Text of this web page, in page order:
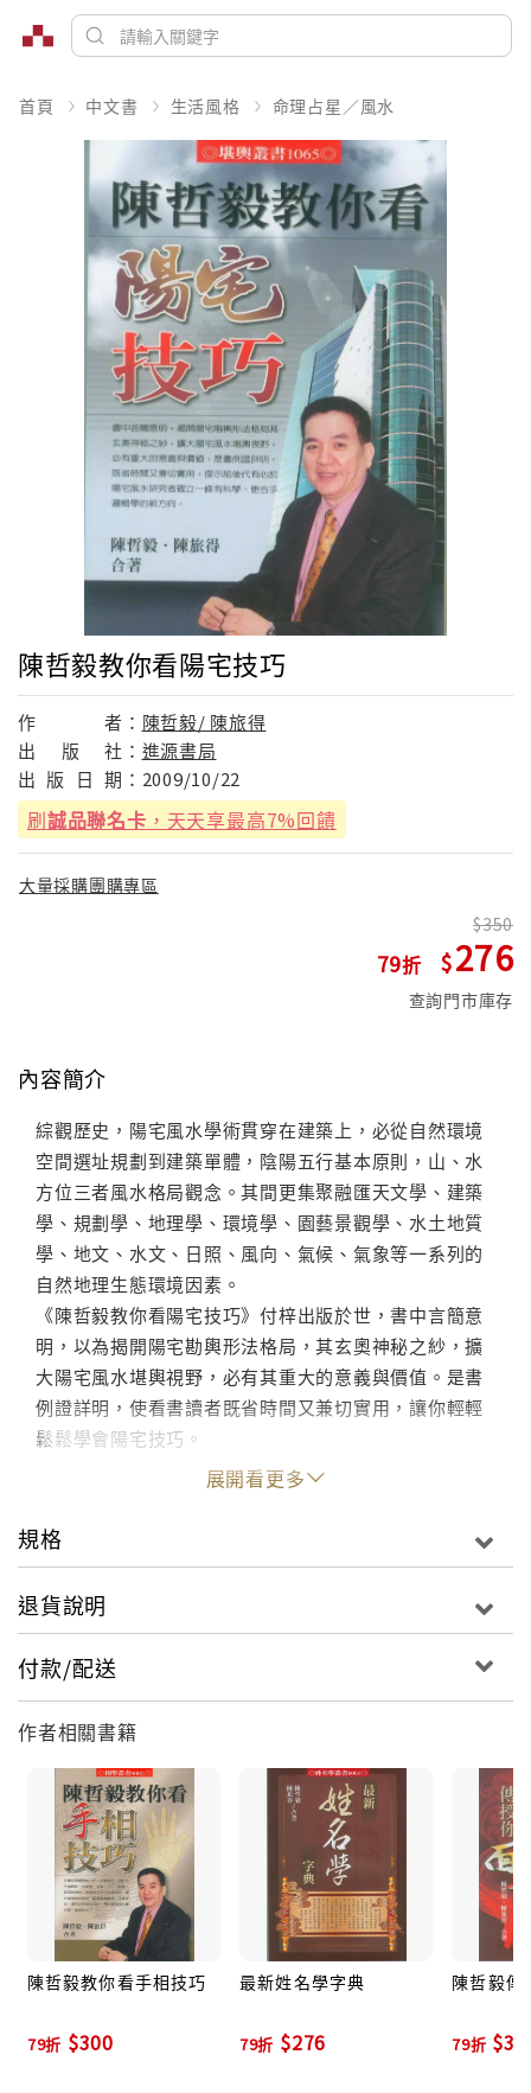
首頁 中文書 生活風格 命理占星／風水
陳哲毅教你看陽宅技巧
作 者： 陳哲毅/ 陳旅得
出
版 社： 進源書局
出 版 日 期： 2009/10/22
刷誠品聯名卡 ，天天享最高7%回饋
大量採購團購專區
79
350
276
查詢門市庫存
內容簡介
綜觀歷史，陽宅風水學術貫穿在建築上，必從自然環境
空間選址規劃到建築單體，陰陽五行基本原則，山、水
方位三者風水格局觀念。其間更集聚融匯天文學、建築
學、規劃學、地理學、環境學、園藝景觀學、水土地質
學、地文、水文、日照、風向、氣候、氣象等一系列的
自然地理生態環境因素。
《陳哲毅教你看陽宅技巧》付梓出版於世，書中言簡意
明，以為揭開陽宅勘輿形法格局，其玄奧神秘之紗，擴
大陽宅風水堪輿視野，必有其重大的意義與價值。是書
例證詳明，使看書讀者既省時間又兼切實用，讓你輕輕
鬆鬆學會陽宅技巧。
展開看更多
規格
退貨說明
付款/配送
作者相關書籍
陳哲毅教你看手相技巧
79折 $300
最新姓名學字典
79折 $276
陳哲毅傳
79折